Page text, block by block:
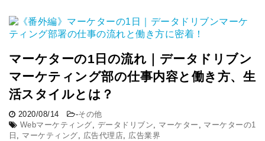
マーケターの1日の流れ｜データドリブン
マーケティング部の仕事内容と働き方、生
活スタイルとは？
2020/08/14 -その他
Webマーケティング, データドリブン, マーケター , マーケターの1
日 , マーケティング, 広告代理店, 広告業界